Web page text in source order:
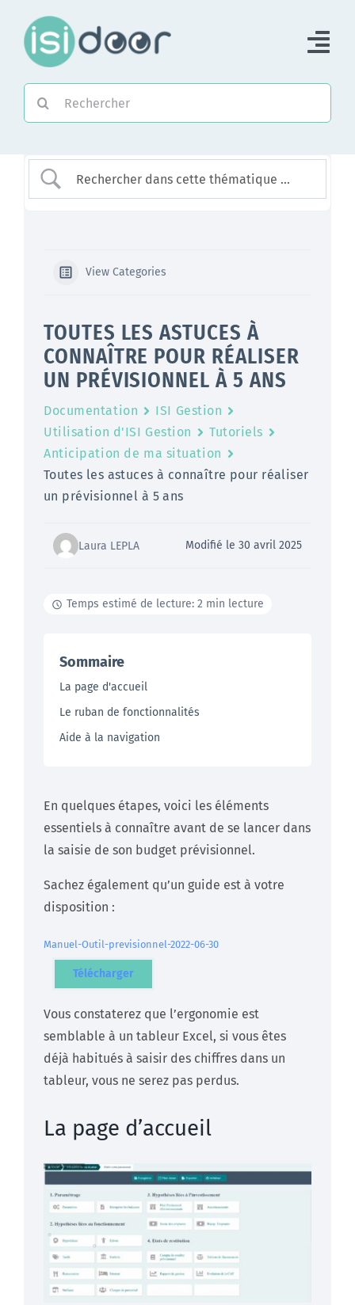
contenu
Piloter un réseau
View Categories
TOUTES LES ASTUCES À
CONNAÎTRE POUR RÉALISER
UN PRÉVISIONNEL À 5 ANS
Documentation
ISI Gestion
Utilisation d'ISI Gestion
Tutoriels
Anticipation de ma situation
Toutes les astuces à connaître pour réaliser
un prévisionnel à 5 ans
Laura LEPLA Modifié le 30 avril 2025
Temps estimé de lecture: 2 min lecture
Sommaire
La page d'accueil
Le ruban de fonctionnalités
Aide à la navigation
En quelques étapes, voici les éléments
essentiels à connaître avant de se lancer dans
la saisie de son budget prévisionnel.
Sachez également qu’un guide est à votre
disposition :
Manuel-Outil-previsionnel-2022-06-30
Télécharger
Vous constaterez que l’ergonomie est
semblable à un tableur Excel, si vous êtes
déjà habitués à saisir des chiffres dans un
tableur, vous ne serez pas perdus.
La page d’accueil